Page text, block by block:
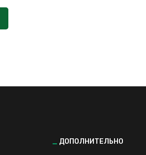
_ ДОПОЛНИТЕЛЬНО